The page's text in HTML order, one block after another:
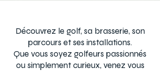
Découvrez le golf, sa brasserie, son
parcours et ses installations.
Que vous soyez golfeurs passionnés
ou simplement curieux, venez vous